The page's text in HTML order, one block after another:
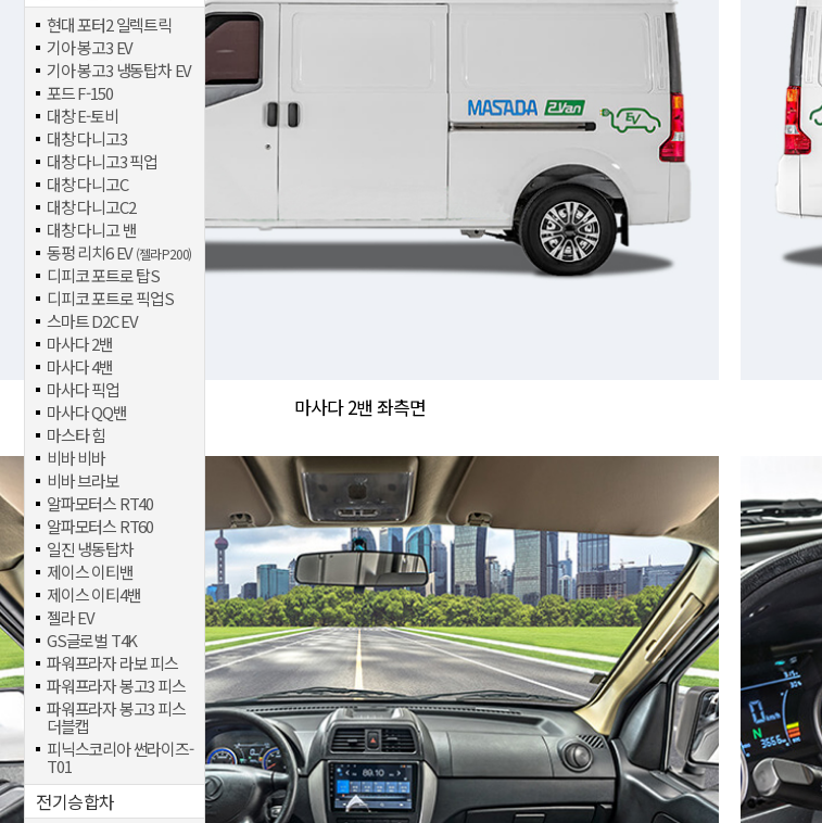
현대 포터2 일렉트릭
기아 봉고3 EV
기아 봉고3 냉동탑차 EV
포드 F-150
대창 E-토비
대창 다니고3
대창 다니고3 픽업
대창 다니고C
대창 다니고C2
대창 다니고 밴
동펑 리치6 EV(젤라 P200)
디피코 포트로 탑S
디피코 포트로 픽업S
스마트 D2C EV
마사다 2밴
마사다 4밴
마사다 픽업
마사다 QQ밴
마스타 힘
비바 비바
비바 브라보
알파모터스 RT40
알파모터스 RT60
일진 냉동탑차
제이스 이티밴
제이스 이티4밴
젤라 EV
GS글로벌 T4K
파워프라자 라보 피스
파워프라자 봉고3 피스
파워프라자 봉고3 피스
더블캡
피닉스코리아 썬라이즈-
T01
전기승합차
마사다 2밴 좌측면